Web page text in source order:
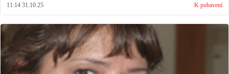
11:14 31.10.25 K pobavení